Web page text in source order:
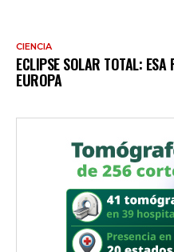
CIENCIA
ECLIPSE SOLAR TOTAL: ESA
EUROPA